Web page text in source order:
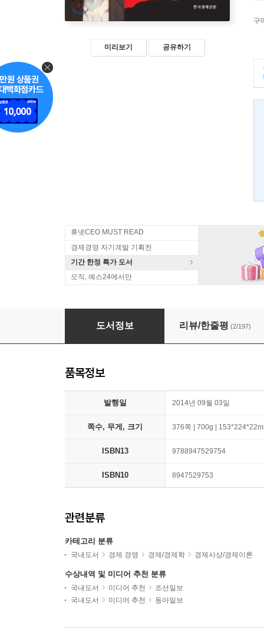
미리보기 공유하기
구
휴넷CEO MUST READ
경제경영 자기계발 기획전
기간 한정 특가 도서
오직, 예스24에서만
위대한 탈출
도서정보 리뷰/한줄평 (2/197)
품목정보
발행일 2014년 09월 03일
쪽수, 무게, 크기 376쪽 | 700g |
ISBN13 9788947529754
ISBN10 8947529753
관련분류
카테고리 분류
국내도서 경제 경영 경제/경제학 경제사상/경제이론
수상내역 및 미디어 추천 분류
국내도서 미디어 추천
조선일보
국내도서
미디어 추천 동아일보